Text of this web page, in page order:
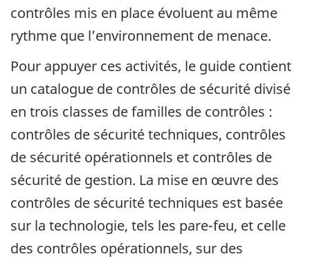
contrôles mis en place évoluent au même
rythme que l’environnement de menace.
Pour appuyer ces activités, le guide contient
un catalogue de contrôles de sécurité divisé
en trois classes de familles de contrôles :
contrôles de sécurité techniques, contrôles
de sécurité opérationnels et contrôles de
sécurité de gestion. La mise en œuvre des
contrôles de sécurité techniques est basée
sur la technologie, tels les pare-feu, et celle
des contrôles opérationnels, sur des